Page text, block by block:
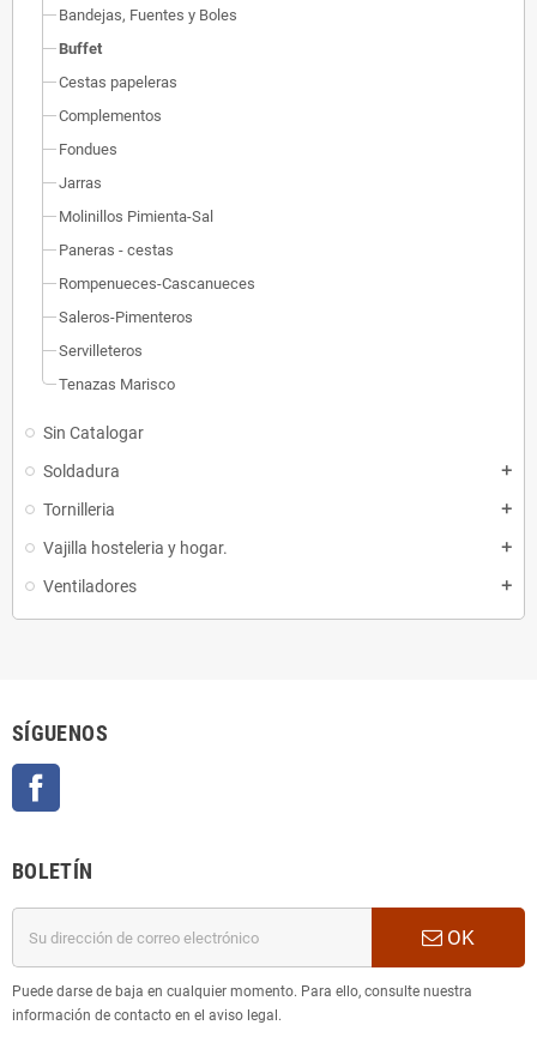
Bandejas, Fuentes y Boles
Buffet
Cestas papeleras
Complementos
Fondues
Jarras
Molinillos Pimienta-Sal
Paneras - cestas
Rompenueces-Cascanueces
Saleros-Pimenteros
Servilleteros
Tenazas Marisco
Sin Catalogar
Soldadura
add
Tornilleria add
Vajilla hosteleria y hogar. add
Ventiladores add
SÍGUENOS
BOLETÍN
OK
Puede darse de baja en cualquier momento. Para ello, consulte nuestra
información de contacto en el aviso legal.